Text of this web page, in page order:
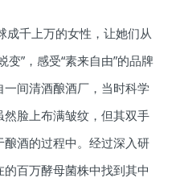
成千上万的女性，让她们从
”，感受“素来自由”的品牌
间清酒酿酒厂，当时科学
脸上布满皱纹，但其双手
酒的过程中。经过深入研
百万酵母菌株中找到其中